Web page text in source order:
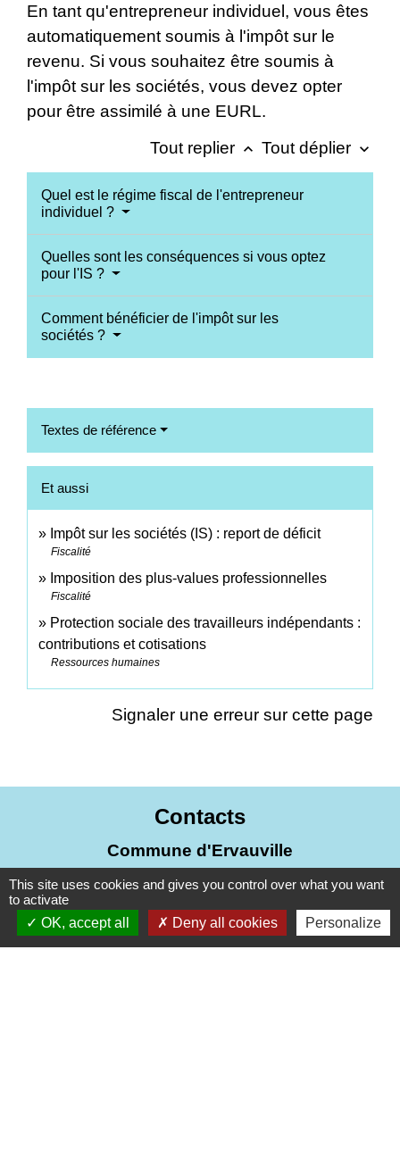
En tant qu'entrepreneur individuel, vous êtes
automatiquement soumis à l'impôt sur le
revenu. Si vous souhaitez être soumis à
l'impôt sur les sociétés, vous devez opter
pour être assimilé à une EURL.
Tout replier keyboard_arrow_up Tout déplier keyboard_arrow_down
Quel est le régime fiscal de l'entrepreneur
individuel ?
Quelles sont les conséquences si vous optez
pour l'IS ?
Comment bénéficier de l'impôt sur les
sociétés ?
Textes de référence
Et aussi
Impôt sur les sociétés (IS) : report de déficit
Fiscalité
Imposition des plus-values professionnelles
Fiscalité
Protection sociale des travailleurs indépendants :
contributions et cotisations
Ressources humaines
Signaler une erreur sur cette page
Contacts
Commune d'Ervauville
2, route de Chantecoq
+33 2 38 87 20 35
This site uses cookies and gives you control over what you want
to activate
OK, accept all
Deny all cookies Personalize